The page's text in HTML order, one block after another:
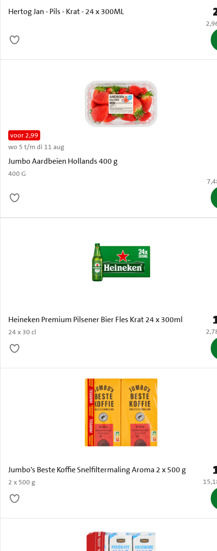
Hertog Jan - Pils - Krat - 24 x 300ML
€
Jumbo Aardbeien Hollands 400 g
400 G
voor 2,99
wo 5 t/m di 11 aug
€
Heineken Premium Pilsener Bier Fles Krat 24 x 300ml
24 x 30 cl €
Jumbo's Beste Koffie Snelfiltermaling Aroma 2 x 500 g
2 x 500 g €